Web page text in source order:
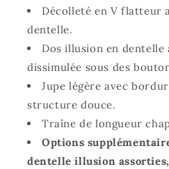
Décolleté en V flatteur
dentelle.
Dos illusion en
dissimulée sous des
Jupe légère avec
structure douce.
Traîne de longueur
Options
dentelle illusion